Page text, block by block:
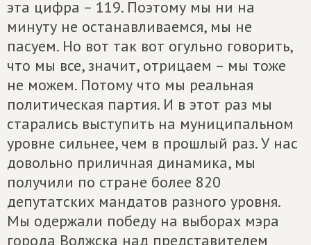
эта цифра – 119. Поэтому мы ни на
минуту не останавливаемся, мы не
пасуем. Но вот так вот огульно говорить,
что мы все, значит, отрицаем – мы тоже
не можем. Потому что мы реальная
политическая партия. И в этот раз мы
старались выступить на муниципальном
уровне сильнее, чем в прошлый раз. У нас
довольно приличная динамика, мы
получили по стране более 820
депутатских мандатов разного уровня.
Мы одержали победу на выборах мэра
города Волжска над представителем